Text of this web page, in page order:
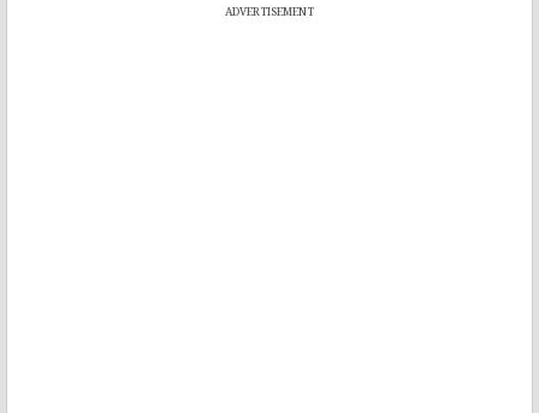
ADVERTISEMENT